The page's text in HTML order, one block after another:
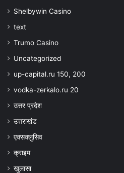
Shelbywin Casino
text
Trumo Casino
Uncategorized
up-capital.ru 150, 200
vodka-zerkalo.ru 20
उत्तर प्रदेश
उत्तराखंड
एक्सक्लुसिव
क्राइम
खुलासा